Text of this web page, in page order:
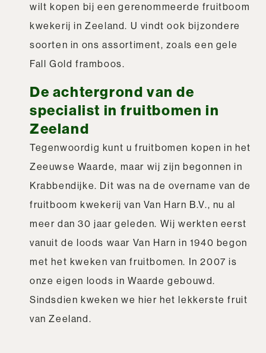
wilt kopen bij een gerenommeerde fruitboom
kwekerij in Zeeland. U vindt ook bijzondere
soorten in ons assortiment, zoals een gele
Fall Gold framboos.
De achtergrond van de
specialist in fruitbomen in
Zeeland
Tegenwoordig kunt u fruitbomen kopen in het
Zeeuwse Waarde, maar wij zijn begonnen in
Krabbendijke. Dit was na de overname van de
fruitboom kwekerij van Van Harn B.V., nu al
meer dan 30 jaar geleden. Wij werkten eerst
vanuit de loods waar Van Harn in 1940 begon
met het kweken van fruitbomen. In 2007 is
onze eigen loods in Waarde gebouwd.
Sindsdien kweken we hier het lekkerste fruit
van Zeeland.